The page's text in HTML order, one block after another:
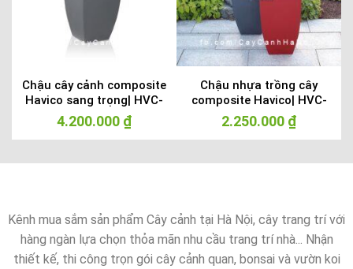
Chậu cây cảnh composite
Havico sang trọng| HVC-
00030
4.200.000 ₫
Chậu nhựa trồng cây
composite Havico| HVC-
00029
2.250.000 ₫
Kênh mua sắm sản phẩm Cây cảnh tại Hà Nội, cây trang trí với
hàng ngàn lựa chọn thỏa mãn nhu cầu trang trí nhà... Nhận
thiết kế, thi công trọn gói cây cảnh quan, bonsai và vườn koi